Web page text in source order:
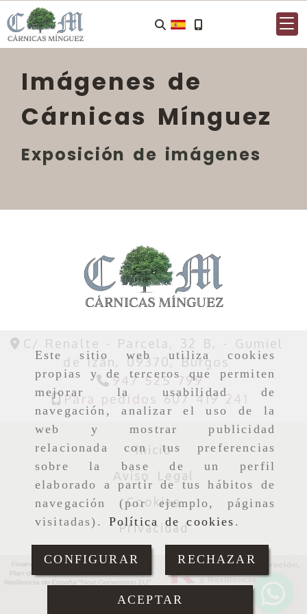
Este sitio web utiliza cookies
propias y de terceros que permiten
mejorar la usabilidad de
navegación, analizar el uso de la
web y mostrar publicidad
relacionada con tus preferencias
sobre la base de un perfil
elaborado a partir de tus hábitos de
navegación (por ejemplo, páginas
visitadas). Política de cookies .
CONFIGURAR RECHAZAR
ACEPTAR
Imágenes de
Cárnicas Mínguez
Exposición de imágenes
C/ Renalte - Parcela, 32 B, - Gumiel
de Izán, 09370,Burgos
947 525 799
Para pedidos 607 419 241
Inicio
Aviso Legal
Cookies
Privacidad